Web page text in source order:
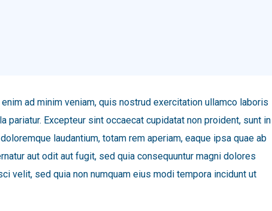
ad minim veniam, quis nostrud exercitation ullamco laboris
Excepteur sint occaecat cupidatat non proident, sunt in
laudantium, totam rem aperiam, eaque ipsa quae ab
aut odit aut fugit, sed quia consequuntur magni dolores
velit, sed quia non numquam eius modi tempora incidunt ut